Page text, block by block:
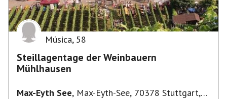
Música, 58
Steillagentage der Weinbauern
Mühlhausen
Max-Eyth See, Max-Eyth-See, 70378 Stuttgart,